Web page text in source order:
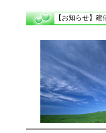
【お知らせ】 建